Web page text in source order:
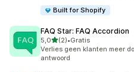
Built for Shopify
FAQ Star: FAQ Accordion
5,0van 5 sterren
(2)
2 recensies in totaal
•Gratis
Verlies geen klanten meer
antwoord